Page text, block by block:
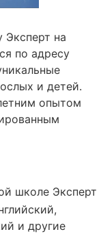
на
по адресу
и детей.
опытом
школе Эксперт
и другие